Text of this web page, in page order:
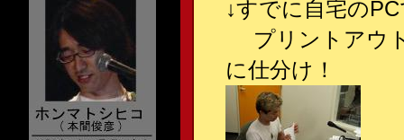
↓すでに自宅の
プリントアウ
に仕分け！